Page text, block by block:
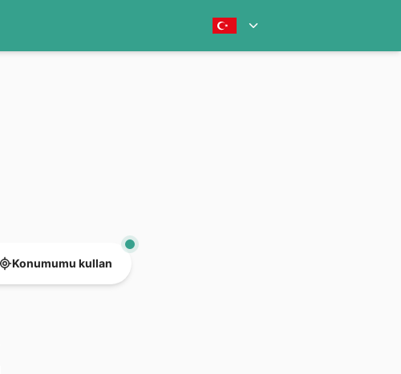
Konumumu kullan